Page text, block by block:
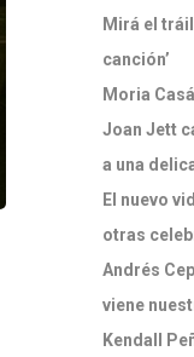
Mirá el
canción’
Moria
Joan Jett
a una
El nuevo
otras
Andrés
viene
Kendall